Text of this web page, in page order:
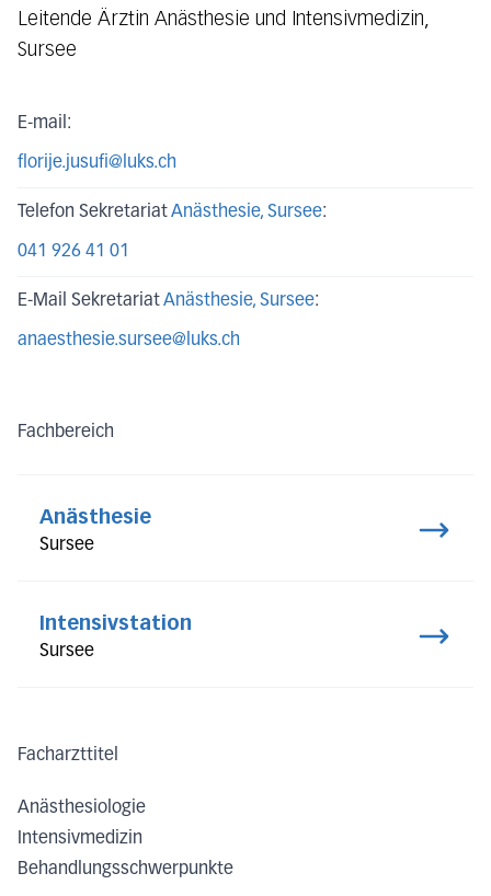
Leitende Ärztin Anästhesie und Intensivmedizin,
Sursee
E-mail:
florije.jusufi@luks.ch
Telefon SekretariatAnästhesie, Sursee:
041 926 41 01
E-Mail SekretariatAnästhesie, Sursee:
anaesthesie.sursee@luks.ch
Fachbereich
Anästhesie
Sursee
Intensivstation
Sursee
Facharzttitel
Anästhesiologie
Intensivmedizin
Behandlungsschwerpunkte